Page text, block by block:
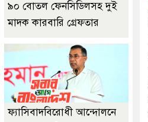
৯০ বোতল ফেনসিডিলসহ দুই
মাদক কারবারি গ্রেফতার
ফ্যাসিবাদবিরোধী আন্দোলনে